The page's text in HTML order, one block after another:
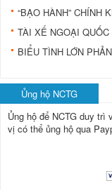
“BẠO HÀNH” CHÍNH
TÀI XẾ NGOẠI
BIỂU TÌNH LỚN
Ủng hộ NCTG
Ủng hộ để NCTG duy trì
vị có thể ủng hộ qua